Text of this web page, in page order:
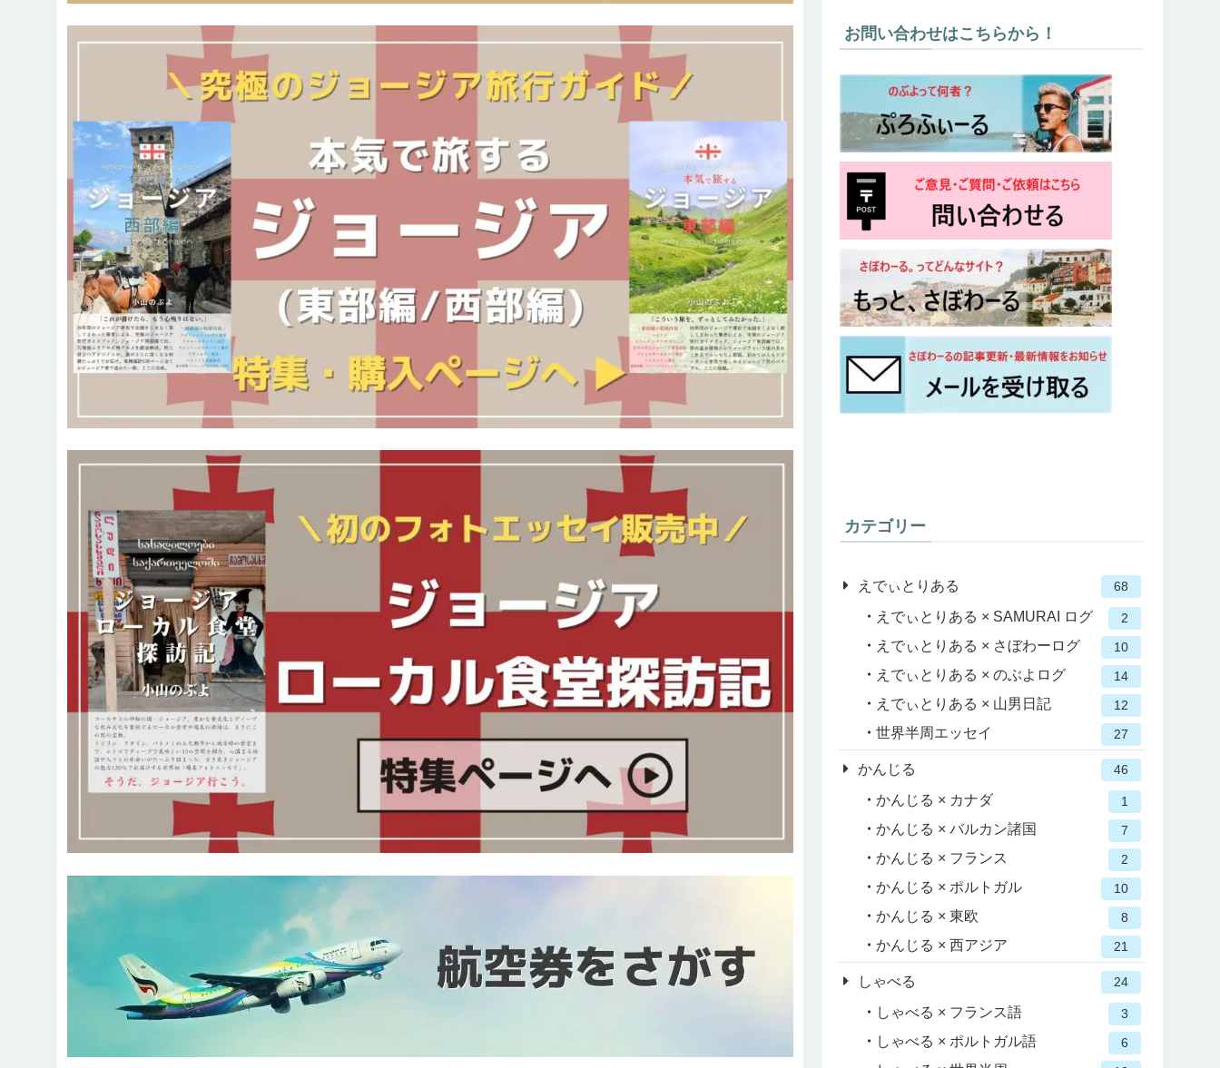
お問い合わせはこちらから！
カテゴリー
えでぃとりある 68
えでぃとりある × SAMURAI ログ 2
えでぃとりある × さぼわーログ 10
えでぃとりある × のぶよログ 14
えでぃとりある × 山男日記 12
世界半周エッセイ 27
かんじる 46
かんじる × カナダ 1
かんじる × バルカン諸国 7
かんじる × フランス 2
かんじる × ポルトガル 10
かんじる × 東欧 8
かんじる × 西アジア 21
しゃべる 24
しゃべる × フランス語 3
しゃべる × ポルトガル語 6